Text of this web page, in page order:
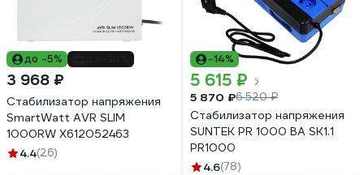
до -5%
3 968 ₽
Стабилизатор напряжения
SmartWatt AVR SLIM
1000RW X612052463
4.4(26)
-14%
5 615 ₽
5 870 ₽6 520 ₽
Стабилизатор напряжения
SUNTEK PR 1000 ВА SK1.1
PR1000
4.6(78)